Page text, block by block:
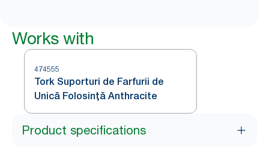
Works with
474555
Tork Suporturi de Farfurii de
Unică Folosință Anthracite
Product specifications